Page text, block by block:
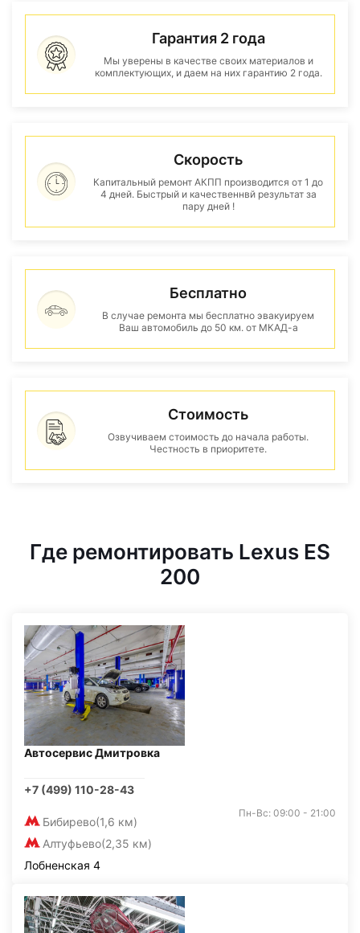
Гарантия 2 года
Мы уверены в качестве своих материалов и
комплектующих, и даем на них гарантию 2 года.
Скорость
Капитальный ремонт АКПП производится от 1 до
4 дней. Быстрый и качественнвй результат за
пару дней !
Бесплатно
В случае ремонта мы бесплатно эвакуируем
Ваш автомобиль до 50 км. от МКАД-а
Стоимость
Озвучиваем стоимость до начала работы.
Честность в приоритете.
Где ремонтировать Lexus ES
200
Автосервис Дмитровка
+7 (499) 110-28-43
Бибирево(1,6 км)
Алтуфьево(2,35 км)
Пн-Вс: 09:00 - 21:00
Лобненская 4